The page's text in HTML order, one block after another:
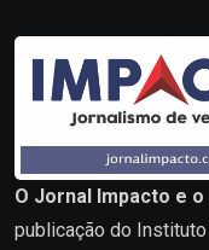
O Jornal Impacto e
publicação do